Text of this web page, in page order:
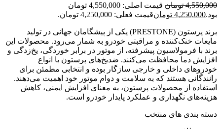
4,550,000 تومان
قیمت اصلی: 4,550,000 تومان
بود.4,250,000 تومانقیمت فعلی: 4,250,000 تومان.
برند پرستون (PRESTONE) یکی از پیشگامان جهانی در تولید
مایعات خنک‌کننده و مراقبتی خودرو به شمار می‌رود. محصولات این
برند با فرمولاسیون پیشرفته، از موتور در برابر خوردگی، یخ‌زدگی و
افزایش دما محافظت می‌کنند. ضدیخ‌های پرستون با انواع
خودروهای داخلی و خارجی سازگار بوده و انتخابی مطمئن برای
رانندگانی هستند که به سلامت و دوام موتور خود اهمیت می‌دهند.
استفاده از محصولات پرستون، به معنای افزایش ایمنی، کاهش
هزینه‌های نگهداری و عملکرد پایدار خودرو است.
دسته بندی های منتخب